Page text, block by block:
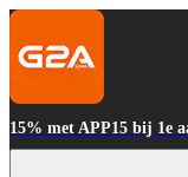
15% met APP15 bij 1e